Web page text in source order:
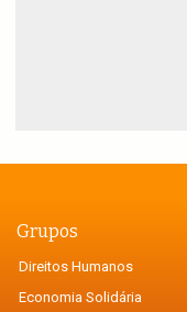
Grupos
Direitos Humanos
Economia Solidária